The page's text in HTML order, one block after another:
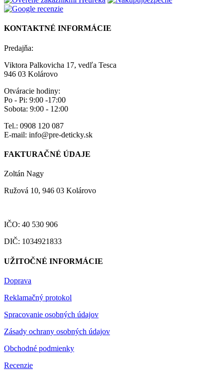
KONTAKTNÉ INFORMÁCIE
Predajňa:
Viktora Palkovicha 17, vedľa Tesca
946 03 Kolárovo
Otváracie hodiny:
Po - Pi: 9:00 -17:00
Sobota: 9:00 - 12:00
Tel.: 0908 120 087
E-mail: info@pre-deticky.sk
FAKTURAČNÉ ÚDAJE
Zoltán Nagy
Ružová 10, 946 03 Kolárovo
IČO: 40 530 906
DIČ: 1034921833
UŽITOČNÉ INFORMÁCIE
Doprava
Reklamačný protokol
Spracovanie osobných údajov
Zásady ochrany osobných údajov
Obchodné podmienky
Recenzie